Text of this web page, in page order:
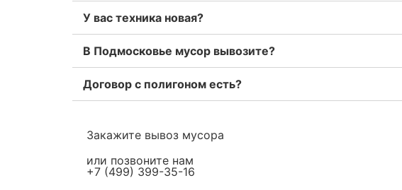
У вас техника новая?
В Подмосковье мусор вывозите?
Договор с полигоном есть?
Закажите вывоз мусора
или позвоните нам
+7 (499) 399-35-16